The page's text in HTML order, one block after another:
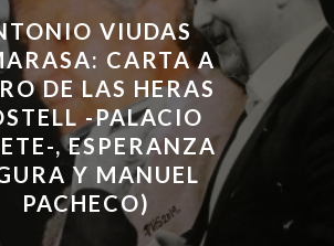
VIUDAS
CARTA A
DE LAS HERAS
-PALACIO
, ESPERANZA
Y MANUEL
PACHECO)